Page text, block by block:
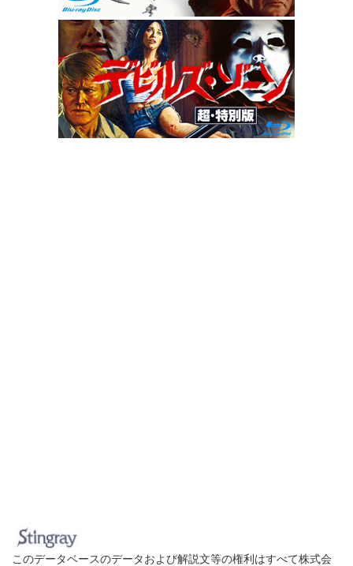
このデータベースのデータおよび解説文等の権利はすべて株式会